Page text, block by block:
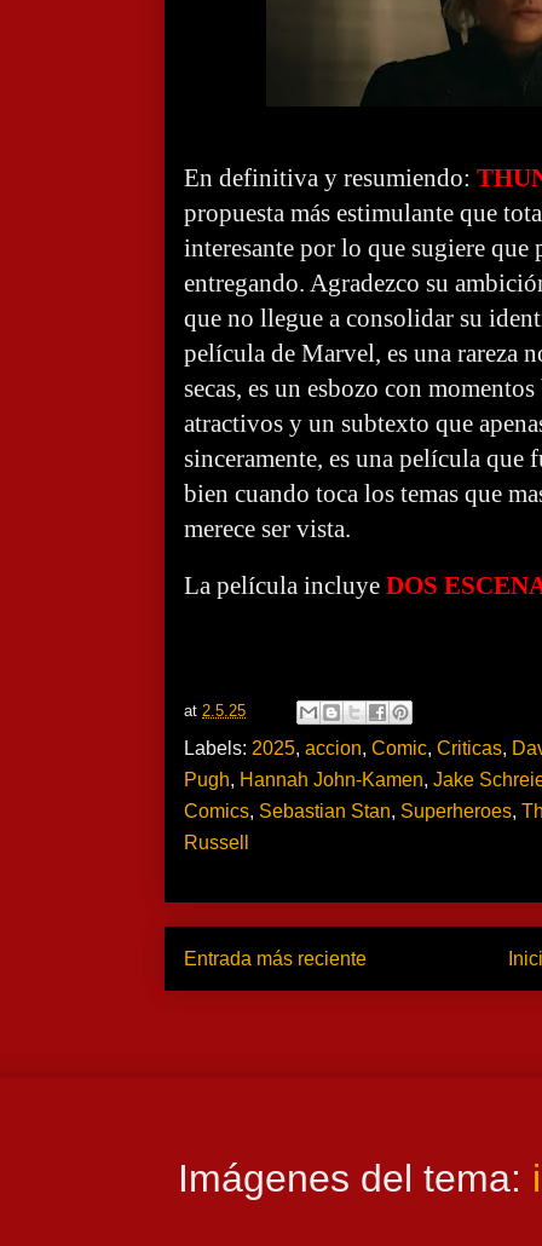
En definitiva y resumiendo:
propuesta más estimulante que
interesante por lo que sugiere que
entregando. Agradezco su
que no llegue a consolidar su
película de Marvel, es una rareza
secas, es un esbozo con
atractivos y un subtexto que
sinceramente, es una película que
bien cuando toca los temas que
merece ser vista.
La película incluye DOS
at 2.5.25
Labels: 2025, accion, Comic, Criticas,
Pugh, Hannah John-Kamen, Jake
Comics, Sebastian Stan, Superheroes,
Russell
Entrada más reciente
Imágenes del tema: